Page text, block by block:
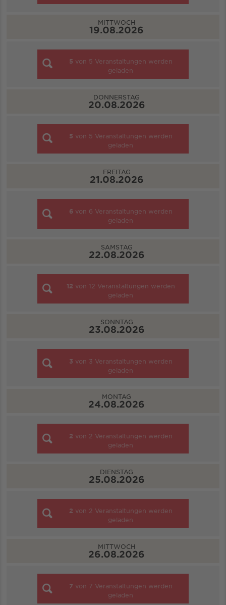
MITTWOCH
19.08.2026
5 von 5 Veranstaltungen werden
geladen
DONNERSTAG
20.08.2026
5 von 5 Veranstaltungen werden
geladen
FREITAG
21.08.2026
6 von 6 Veranstaltungen werden
geladen
SAMSTAG
22.08.2026
12 von 12 Veranstaltungen werden
geladen
SONNTAG
23.08.2026
3 von 3 Veranstaltungen werden
geladen
MONTAG
24.08.2026
2 von 2 Veranstaltungen werden
geladen
DIENSTAG
25.08.2026
2 von 2 Veranstaltungen werden
geladen
MITTWOCH
26.08.2026
7 von 7 Veranstaltungen werden
geladen